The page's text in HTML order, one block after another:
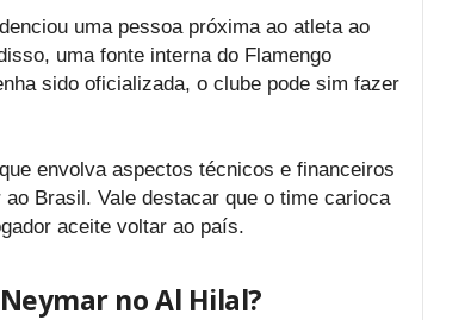
uma pessoa próxima ao atleta ao
uma fonte interna do Flamengo
sido oficializada, o clube pode sim fazer
envolva aspectos técnicos e financeiros
Brasil. Vale destacar que o time carioca
aceite voltar ao país.
no Al Hilal?